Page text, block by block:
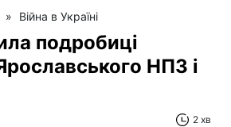
» Війна в Україні
подробиці
НПЗ і
2 хв